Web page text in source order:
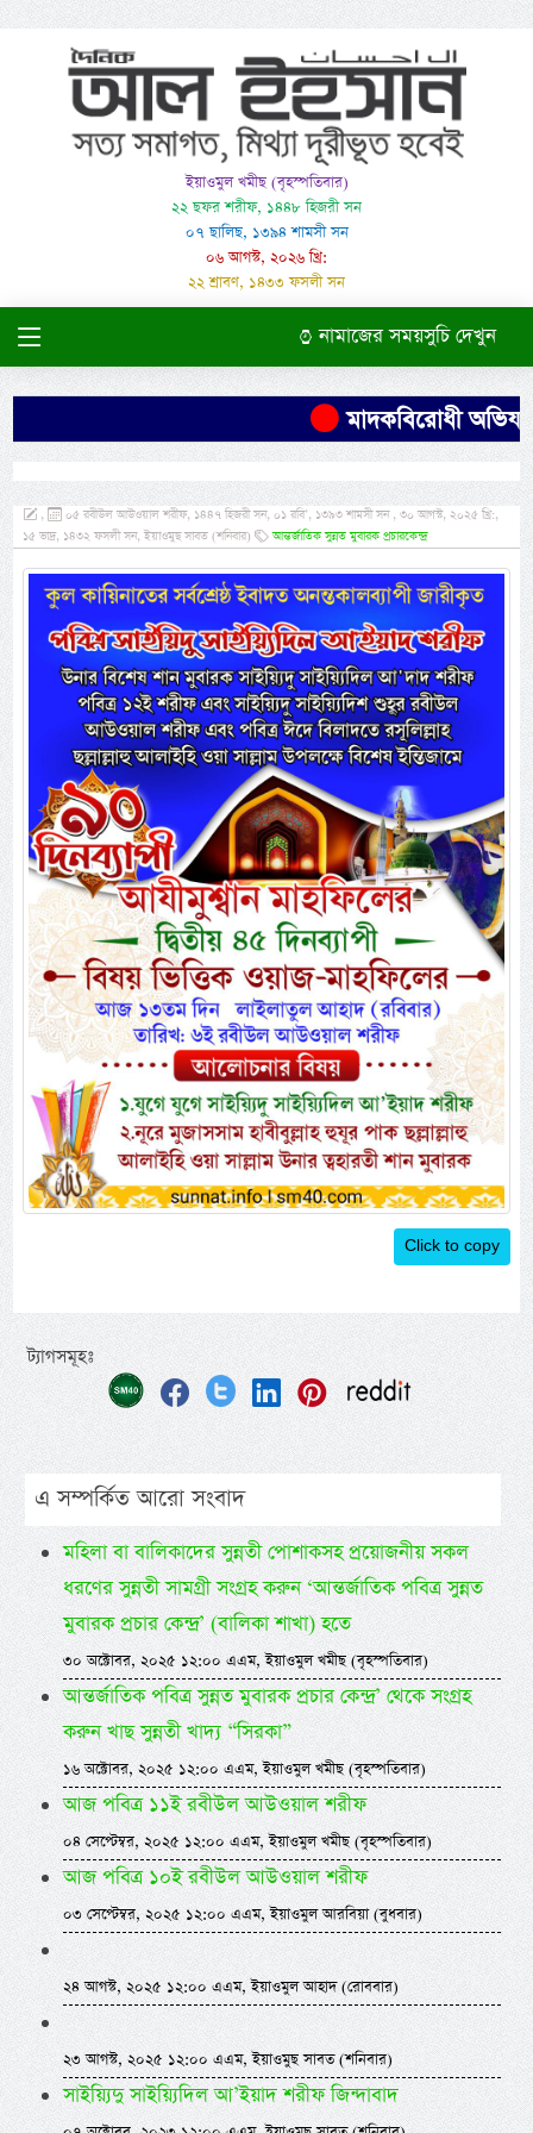
ইয়াওমুল খমীছ (বৃহস্পতিবার)
২২ ছফর শরীফ, ১৪৪৮ হিজরী সন
০৭ ছালিছ, ১৩৯৪ শামসী সন
০৬ আগস্ট, ২০২৬ খ্রি:
২২ শ্রাবণ, ১৪৩৩ ফসলী সন
নামাজের সময়সুচি দেখুন
মাদকবিরোধী
,
০৫ রবীউল আউওয়াল শরীফ, ১৪৪৭ হিজরী সন, ০১ রবি’, ১৩৯৩ শামসী সন , ৩০ আগস্ট, ২০২৫ খ্রি:,
১৫ ভাদ্র, ১৪৩২ ফসলী সন, ইয়াওমুছ সাবত (শনিবার)
আন্তর্জাতিক সুন্নত মুবারক প্রচারকেন্দ্র
Click to copy
ট্যাগসমূহঃ
এ সম্পর্কিত আরো সংবাদ
মহিলা বা বালিকাদের সুন্নতী পোশাকসহ প্রয়োজনীয় সকল
ধরণের সুন্নতী সামগ্রী সংগ্রহ করুন ‘আন্তর্জাতিক পবিত্র সুন্নত
মুবারক প্রচার কেন্দ্র’ (বালিকা শাখা) হতে
৩০ অক্টোবর, ২০২৫ ১২:০০ এএম, ইয়াওমুল খমীছ (বৃহস্পতিবার)
আন্তর্জাতিক পবিত্র সুন্নত মুবারক প্রচার কেন্দ্র’ থেকে সংগ্রহ
করুন খাছ সুন্নতী খাদ্য “সিরকা”
১৬ অক্টোবর, ২০২৫ ১২:০০ এএম, ইয়াওমুল খমীছ (বৃহস্পতিবার)
আজ পবিত্র ১১ই রবীউল আউওয়াল শরীফ
০৪ সেপ্টেম্বর, ২০২৫ ১২:০০ এএম, ইয়াওমুল খমীছ (বৃহস্পতিবার)
আজ পবিত্র ১০ই রবীউল আউওয়াল শরীফ
০৩ সেপ্টেম্বর, ২০২৫ ১২:০০ এএম, ইয়াওমুল আরবিয়া (বুধবার)
২৪ আগস্ট, ২০২৫ ১২:০০ এএম, ইয়াওমুল আহাদ (রোববার)
২৩ আগস্ট, ২০২৫ ১২:০০ এএম, ইয়াওমুছ সাবত (শনিবার)
সাইয়্যিদু সাইয়্যিদিল আ’ইয়াদ শরীফ জিন্দাবাদ